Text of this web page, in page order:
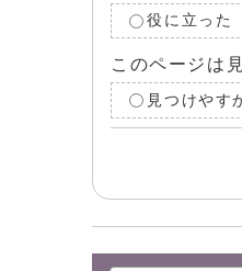
役に立った
このページは
見つけやす